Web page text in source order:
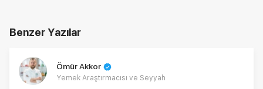
Benzer Yazılar
Ömür Akkor
Yemek Araştırmacısı ve Seyyah